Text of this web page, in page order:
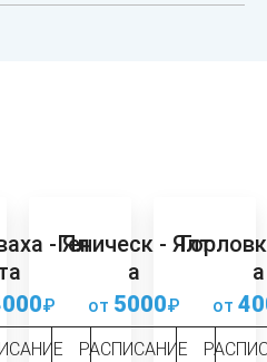
- Ял
₽
Геническ - Ялт
а
от 5000₽
РАСПИСАНИЕ
а
от